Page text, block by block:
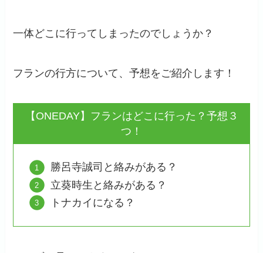
一体どこに行ってしまったのでしょうか？
フランの行方について、予想をご紹介します！
【ONEDAY】フランはどこに行った？予想３
つ！
勝呂寺誠司と絡みがある？
立葵時生と絡みがある？
トナカイになる？